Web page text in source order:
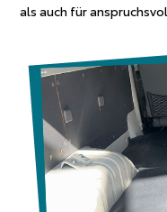
als auch für